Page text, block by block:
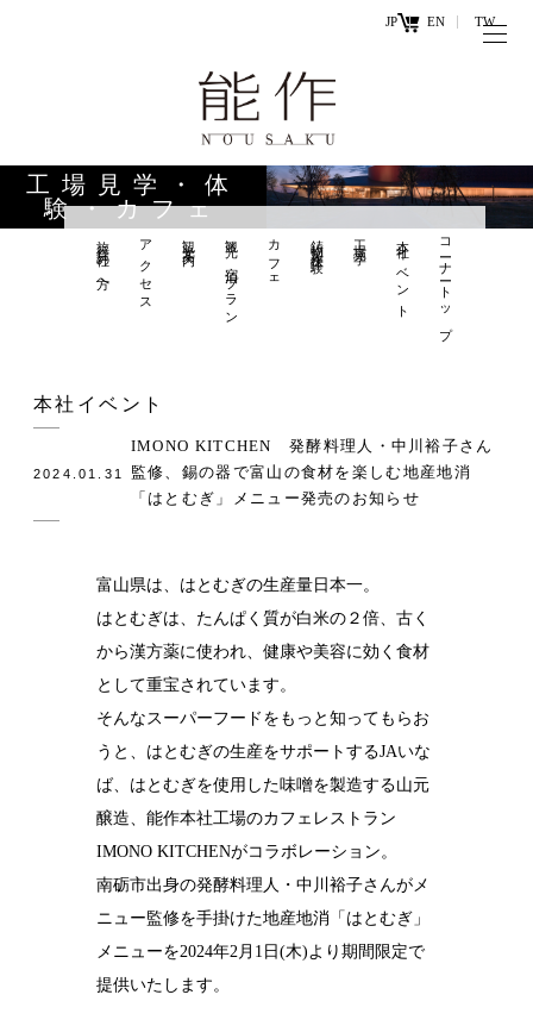
JP EN TW
ー
ワ
ー
ド
オンラ
インシ
合わせ
能作の歴史
と技
商品情報
直営店
ェ
結婚10周年
の錫婚式
観光×宿泊プ
ラン
医療・ヘルス
ケア
会社概要
SDGsへの取
錫リサイクル
プロジェクト
採用情報
工場見学・体
験・カフェ
コーナートップ
本社イベント
工場見学
鋳物製作体験
カフェ
観光×宿泊プラン
観光案内
アクセス
旅行会社の方へ
本社イベント
2024.01.31
IMONO KITCHEN 発酵料理人・中川裕子さん
監修、錫の器で富山の食材を楽しむ地産地消
「はとむぎ」メニュー発売のお知らせ
富山県は、はとむぎの生産量日本一。
はとむぎは、たんぱく質が白米の２倍、古く
から漢方薬に使われ、健康や美容に効く食材
として重宝されています。
そんなスーパーフードをもっと知ってもらお
うと、はとむぎの生産をサポートするJAいな
ば、はとむぎを使用した味噌を製造する山元
醸造、能作本社工場のカフェレストラン
IMONO KITCHENがコラボレーション。
南砺市出身の発酵料理人・中川裕子さんがメ
ニュー監修を手掛けた地産地消「はとむぎ」
メニューを2024年2月1日(木)より期間限定で
提供いたします。